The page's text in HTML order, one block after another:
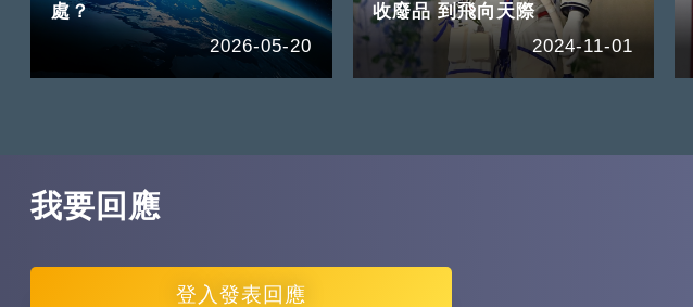
處？
2026-05-20
收廢品 到飛向天際
2024-11-01
我要回應
登入發表回應